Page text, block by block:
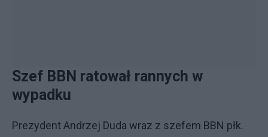
Szef BBN ratował rannych w
wypadku
Prezydent Andrzej Duda wraz z szefem BBN płk.